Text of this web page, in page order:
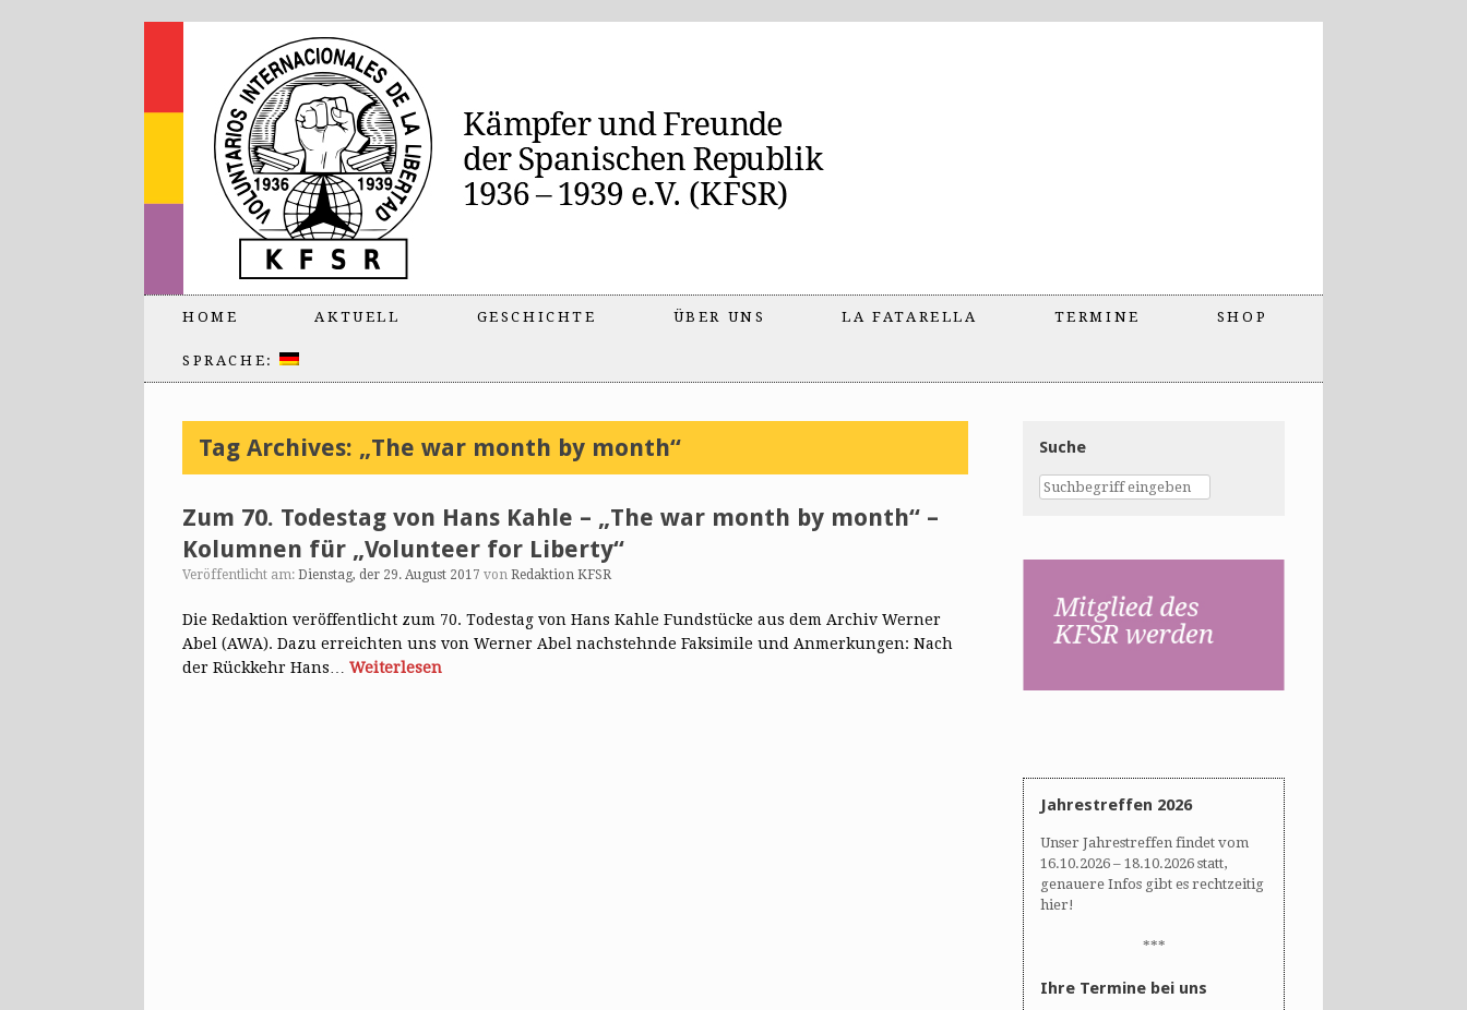
HOME AKTUELL GESCHICHTE ÜBER UNS LA FATARELLA TERMINE SHOP
SPRACHE:
Tag Archives: „The war month by month“
Zum 70. Todestag von Hans Kahle – „The war month by month“ –
Kolumnen für „Volunteer for Liberty“
Veröffentlicht am: Dienstag, der 29. August 2017 von Redaktion KFSR
Die Redaktion veröffentlicht zum 70. Todestag von Hans Kahle Fundstücke aus dem Archiv Werner
Abel (AWA). Dazu erreichten uns von Werner Abel nachstehnde Faksimile und Anmerkungen: Nach
der Rückkehr Hans… Weiterlesen
Suche
Jahrestreffen 2026
Unser Jahrestreffen findet vom
16.10.2026 – 18.10.2026 statt,
genauere Infos gibt es rechtzeitig
hier!
***
Ihre Termine bei uns